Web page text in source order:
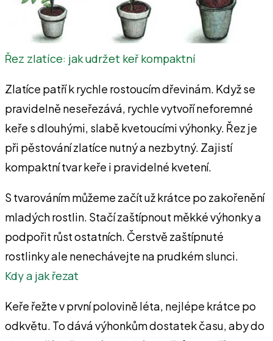
Řez zlatíce: jak udržet keř kompaktní
Zlatíce patří k rychle rostoucím dřevinám. Když se
pravidelně neseřezává, rychle vytvoří neforemné
keře s dlouhými, slabě kvetoucími výhonky. Řez je
při pěstování zlatíce nutný a nezbytný. Zajistí
kompaktní tvar keře i pravidelné kvetení.
S tvarováním můžeme začít už krátce po zakořenění
mladých rostlin. Stačí zaštípnout měkké výhonky a
podpořit růst ostatních. Čerstvě zaštípnuté
rostlinky ale nenechávejte na prudkém slunci.
Kdy a jak řezat
Keře řežte v první polovině léta, nejlépe krátce po
odkvětu. To dává výhonkům dostatek času, aby do